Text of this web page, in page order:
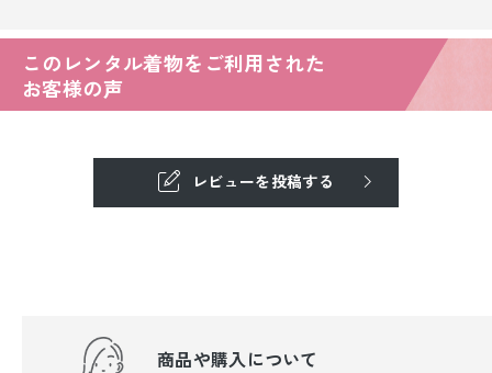
このレンタル着物をご利用された
お客様の声
レビューを投稿する
商品や購入について